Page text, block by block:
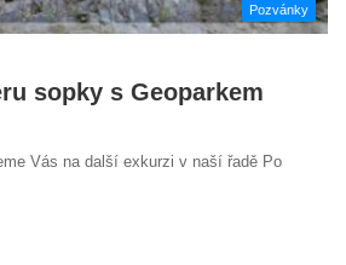
Pozvánky
sopky s Geoparkem
Vás na další exkurzi v naší řadě Po